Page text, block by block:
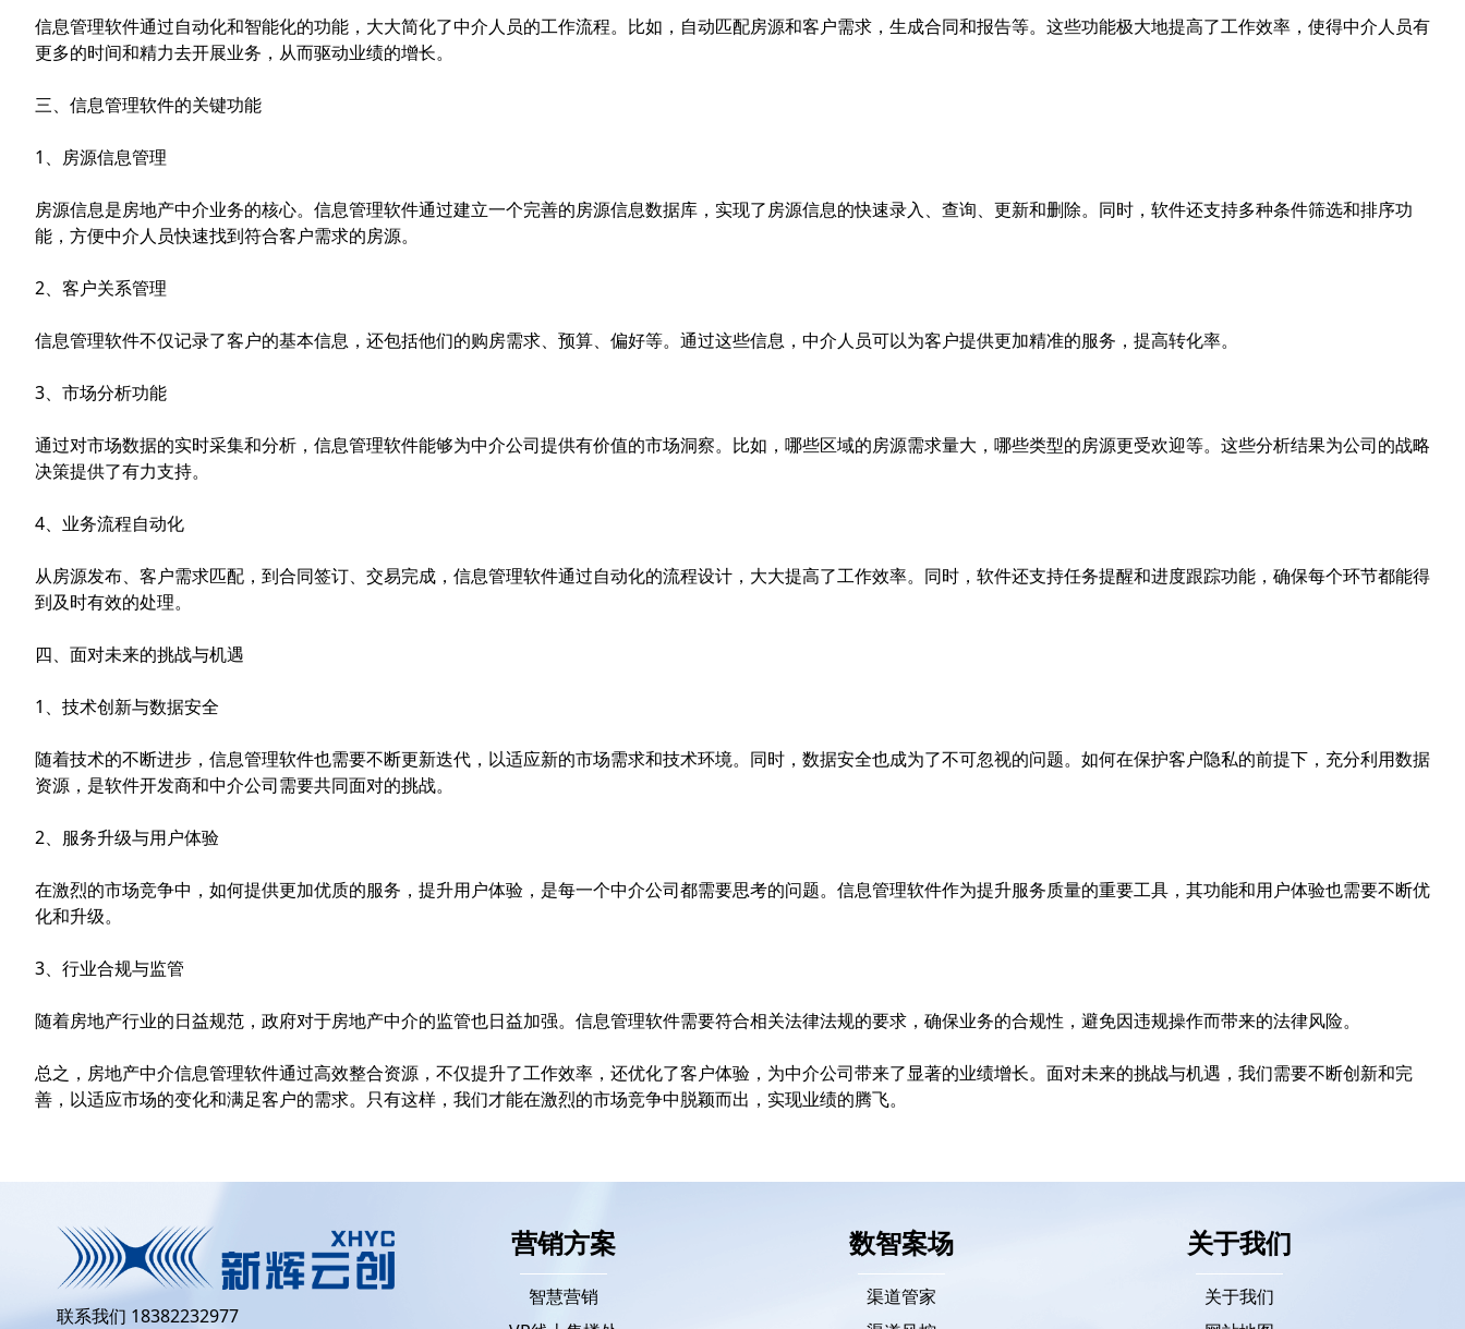
信息管理软件通过自动化和智能化的功能，大大简化了中介人员的工作流程。比如，自动匹配房源和客户需求，生成合同和报告等。这些功能极大地提高了工作效率，使得中介人员有
更多的时间和精力去开展业务，从而驱动业绩的增长。
三、信息管理软件的关键功能
1、房源信息管理
房源信息是房地产中介业务的核心。信息管理软件通过建立一个完善的房源信息数据库，实现了房源信息的快速录入、查询、更新和删除。同时，软件还支持多种条件筛选和排序功
能，方便中介人员快速找到符合客户需求的房源。
2、客户关系管理
信息管理软件不仅记录了客户的基本信息，还包括他们的购房需求、预算、偏好等。通过这些信息，中介人员可以为客户提供更加精准的服务，提高转化率。
3、市场分析功能
通过对市场数据的实时采集和分析，信息管理软件能够为中介公司提供有价值的市场洞察。比如，哪些区域的房源需求量大，哪些类型的房源更受欢迎等。这些分析结果为公司的战略
决策提供了有力支持。
4、业务流程自动化
从房源发布、客户需求匹配，到合同签订、交易完成，信息管理软件通过自动化的流程设计，大大提高了工作效率。同时，软件还支持任务提醒和进度跟踪功能，确保每个环节都能得
到及时有效的处理。
四、面对未来的挑战与机遇
1、技术创新与数据安全
随着技术的不断进步，信息管理软件也需要不断更新迭代，以适应新的市场需求和技术环境。同时，数据安全也成为了不可忽视的问题。如何在保护客户隐私的前提下，充分利用数据
资源，是软件开发商和中介公司需要共同面对的挑战。
2、服务升级与用户体验
在激烈的市场竞争中，如何提供更加优质的服务，提升用户体验，是每一个中介公司都需要思考的问题。信息管理软件作为提升服务质量的重要工具，其功能和用户体验也需要不断优
化和升级。
3、行业合规与监管
随着房地产行业的日益规范，政府对于房地产中介的监管也日益加强。信息管理软件需要符合相关法律法规的要求，确保业务的合规性，避免因违规操作而带来的法律风险。
总之，房地产中介信息管理软件通过高效整合资源，不仅提升了工作效率，还优化了客户体验，为中介公司带来了显著的业绩增长。面对未来的挑战与机遇，我们需要不断创新和完
善，以适应市场的变化和满足客户的需求。只有这样，我们才能在激烈的市场竞争中脱颖而出，实现业绩的腾飞。
联系我们 18382232977
营销方案
智慧营销
数智案场
渠道管家
关于我们
关于我们